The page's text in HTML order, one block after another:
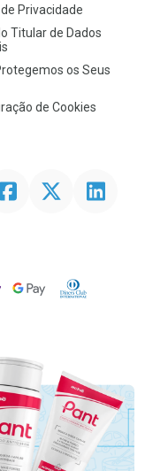
Privacidade
Titular de Dados
os Seus
de Cookies
Twitter Linkedin
Google PayDiners Club